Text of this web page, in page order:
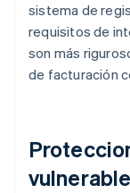
sistema de
requisitos de
son más
de facturación